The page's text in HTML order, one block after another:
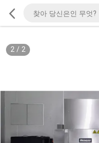
2/ 2